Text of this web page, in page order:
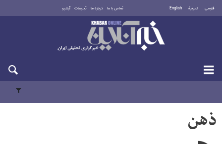
فارسی العربية English تماس با ما درباره ما تبلیغات آرشیو
جمعه ۱۶ مرداد ۱۴۰۵
ذهن